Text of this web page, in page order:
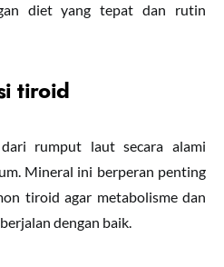
diet yang tepat dan rutin
tiroid
rumput laut secara alami
Mineral ini berperan penting
tiroid agar metabolisme dan
dengan baik.